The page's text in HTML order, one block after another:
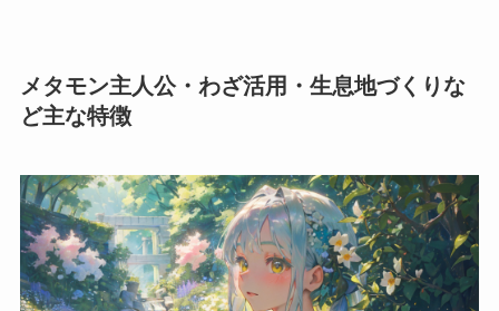
メタモン主人公・わざ活用・生息地づくりな
ど主な特徴